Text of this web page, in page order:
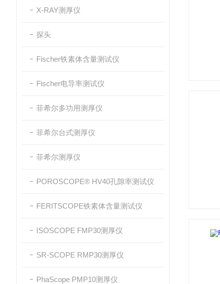
X-RAY测厚仪
探头
Fischer铁素体含量测试仪
Fischer电导率测试仪
菲希尔多功用测厚仪
菲希尔台式测厚仪
菲希尔测厚仪
POROSCOPE® HV40孔隙率测试仪
FERITSCOPE铁素体含量测试仪
ISOSCOPE FMP30测厚仪
SR-SCOPE RMP30测厚仪
PhaScope PMP10测厚仪